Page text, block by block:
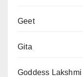
Geet
Gita
Goddess Lakshmi